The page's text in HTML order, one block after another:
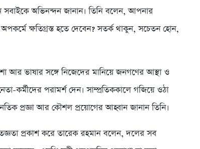
অভিনন্দন জানান। তিনি বলেন, আপনার
ক্ষতিগ্রস্ত হতে দেবেন? সতর্ক থাকুন, সচেতন হোন,
আর ভাষার সঙ্গে নিজেদের মানিয়ে জনগণের আস্থা ও
কর্মীদের পরামর্শ দেন। সাম্প্রতিককালে গজিয়ে ওঠা
প্রজ্ঞা আর কৌশল প্রয়োগের আহ্বান জানান তিনি।
প্রকাশ করে তারেক রহমান বলেন, দলের সব